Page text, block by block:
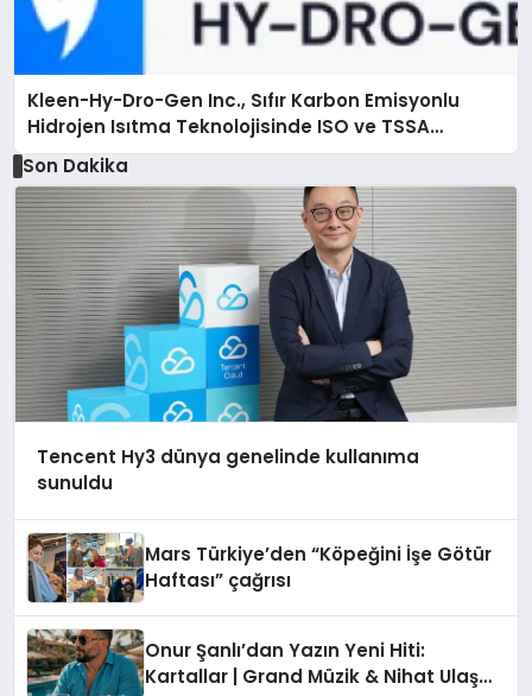
Kleen-Hy-Dro-Gen Inc., Sıfır Karbon Emisyonlu
Hidrojen Isıtma Teknolojisinde ISO ve TSSA
Düzenleyici Onaylarını Aldı
Son Dakika
Tencent Hy3 dünya genelinde kullanıma
sunuldu
Mars Türkiye’den “Köpeğini İşe Götür
Haftası” çağrısı
Onur Şanlı’dan Yazın Yeni Hiti:
Kartallar | Grand Müzik & Nihat Ulaş